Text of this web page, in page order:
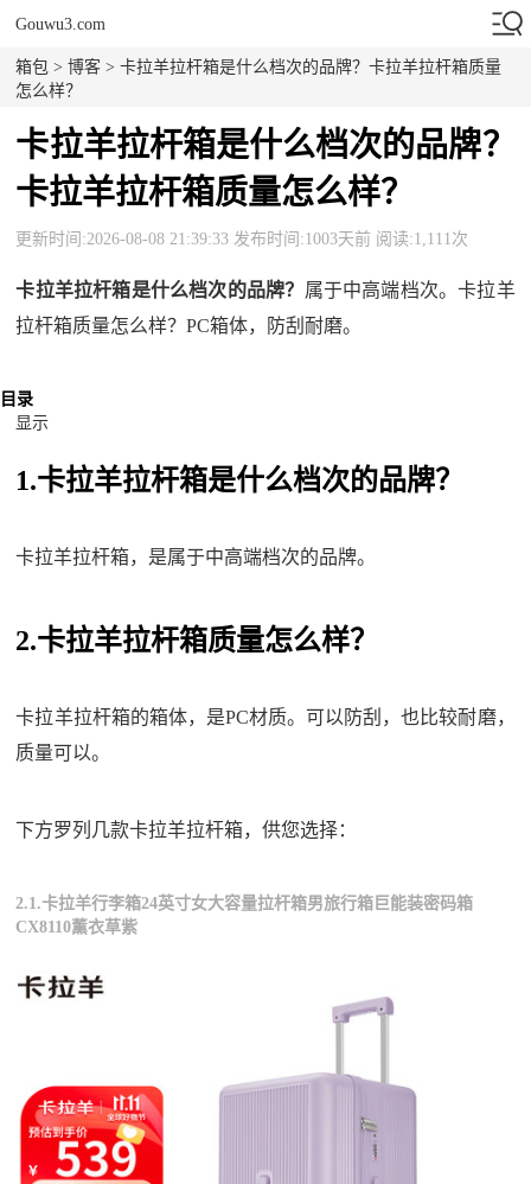
Gouwu3.com
箱包 >博客 > 卡拉羊拉杆箱是什么档次的品牌？卡拉羊拉杆箱质量
怎么样？
卡拉羊拉杆箱是什么档次的品牌？
卡拉羊拉杆箱质量怎么样？
更新时间:2026-08-08 21:39:33 发布时间:1003天前 阅读:1,111次
卡拉羊拉杆箱是什么档次的品牌？ 属于中高端档次。卡拉羊
拉杆箱质量怎么样？PC箱体，防刮耐磨。
目录
显示
1.卡拉羊拉杆箱是什么档次的品牌？
卡拉羊拉杆箱，是属于中高端档次的品牌。
2.卡拉羊拉杆箱质量怎么样？
卡拉羊拉杆箱的箱体，是PC材质。可以防刮，也比较耐磨，
质量可以。
下方罗列几款卡拉羊拉杆箱，供您选择：
2.1.卡拉羊行李箱24英寸女大容量拉杆箱男旅行箱巨能装密码箱
CX8110薰衣草紫